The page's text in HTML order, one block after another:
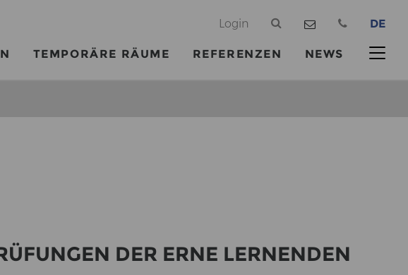
DE
Login
TEMPORÄRE RÄUME REFERENZEN NEWS
DER ERNE LER­NEN­DEN